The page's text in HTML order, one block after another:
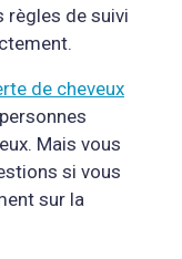
règles de suivi
de cheveux
Mais vous
si vous
sur la